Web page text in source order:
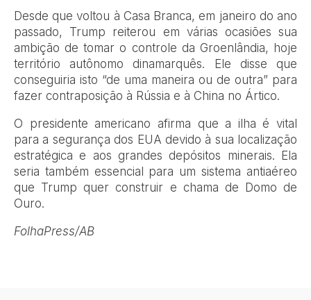
Desde que voltou à Casa Branca, em janeiro do ano
passado, Trump reiterou em várias ocasiões sua
ambição de tomar o controle da Groenlândia, hoje
território autônomo dinamarquês. Ele disse que
conseguiria isto “de uma maneira ou de outra” para
fazer contraposição à Rússia e à China no Ártico.
O presidente americano afirma que a ilha é vital
para a segurança dos EUA devido à sua localização
estratégica e aos grandes depósitos minerais. Ela
seria também essencial para um sistema antiaéreo
que Trump quer construir e chama de Domo de
Ouro.
FolhaPress/AB